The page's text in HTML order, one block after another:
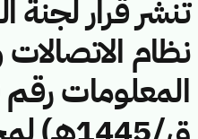
تنشر قرار لجنة
نظام الاتصالات